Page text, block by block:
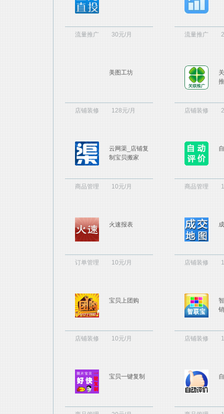
流量推广 30元/月 流量推广
美图工坊
店铺装修 128元/月 店铺装修
云网渠_店铺复
制宝贝搬家
商品管理 10元/月 商品管理
火速报表
订单管理 10元/月 店铺装修
宝贝上团购
店铺装修 10元/月 店铺装修
宝贝一键复制